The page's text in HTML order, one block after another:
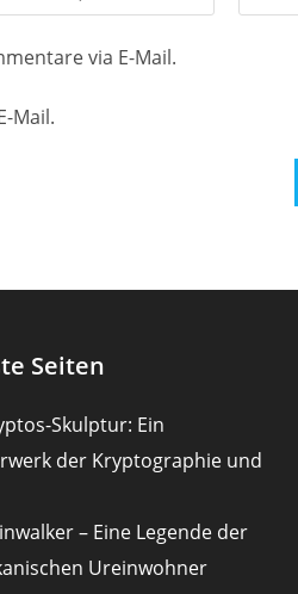
deine
via E-Mail.
Mail.
Seiten
Skulptur: Ein
der Kryptographie und
– Eine Legende der
Ureinwohner